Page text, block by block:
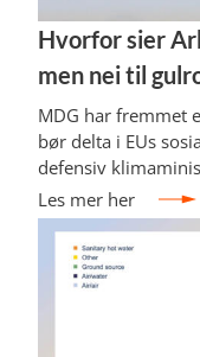
Hvorfor sier
men nei til
MDG har fremmet
bør delta i EUs
defensiv
Les mer her